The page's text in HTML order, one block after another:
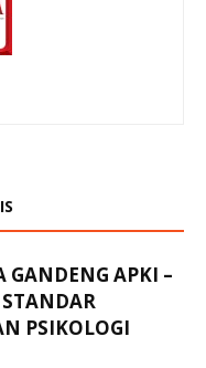
GANDENG APKI –
PSIKOLOGI